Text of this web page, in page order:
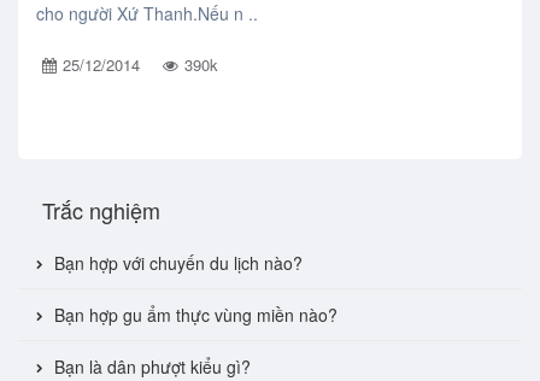
cho người Xứ Thanh.Nếu n ..
25/12/2014 390k
Trắc nghiệm
Bạn hợp với chuyến du lịch nào?
Bạn hợp gu ẩm thực vùng miền nào?
Bạn là dân phượt kiểu gì?